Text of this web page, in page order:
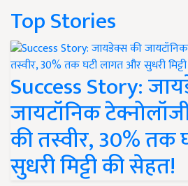
Top Stories
Success Story:
जायटॉनिक
की तस्वीर, 30%
सुधरी मिट्टी की सेहत!